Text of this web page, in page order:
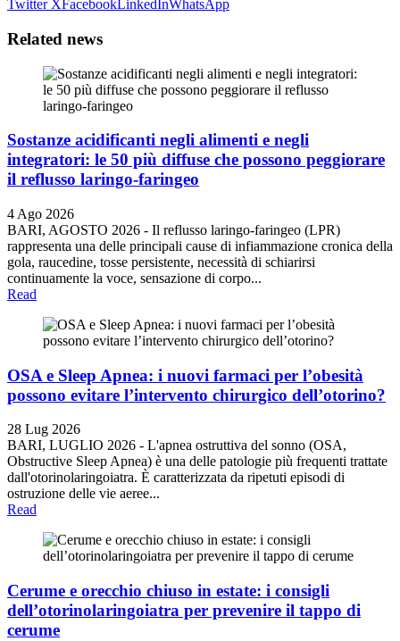
Twitter X Facebook LinkedInWhatsApp
Related news
Sostanze acidificanti negli alimenti e negli
integratori: le 50 più diffuse che possono peggiorare
il reflusso laringo-faringeo
4 Ago 2026
BARI, AGOSTO 2026 - Il reflusso laringo-faringeo (LPR)
rappresenta una delle principali cause di infiammazione cronica della
gola, raucedine, tosse persistente, necessità di schiarirsi
continuamente la voce, sensazione di corpo...
Read
OSA e Sleep Apnea: i nuovi farmaci per l’obesità
possono evitare l’intervento chirurgico dell’otorino?
28 Lug 2026
BARI, LUGLIO 2026 - L'apnea ostruttiva del sonno (OSA,
Obstructive Sleep Apnea) è una delle patologie più frequenti trattate
dall'otorinolaringoiatra. È caratterizzata da ripetuti episodi di
ostruzione delle vie aeree...
Read
Cerume e orecchio chiuso in estate: i consigli
dell’otorinolaringoiatra per prevenire il tappo di
cerume